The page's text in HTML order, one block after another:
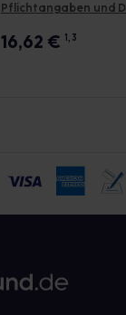
Pflichtangaben und
16,62 € 1, 3